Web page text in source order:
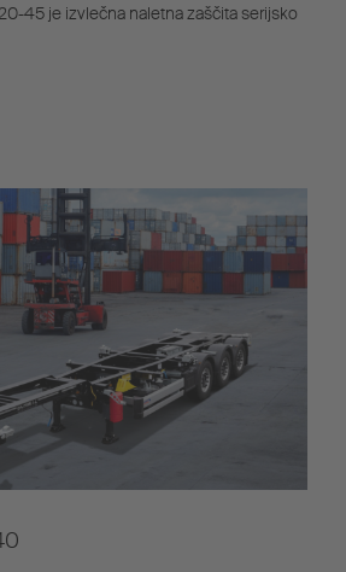
45 je izvlečna naletna zaščita serijsko